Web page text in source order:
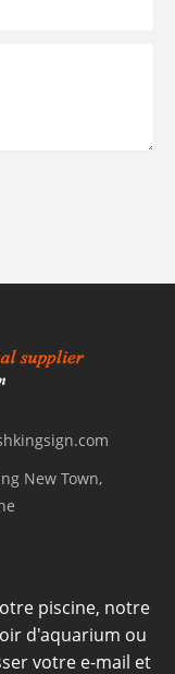
New Town,
piscine, notre
d'aquarium ou
votre e-mail et